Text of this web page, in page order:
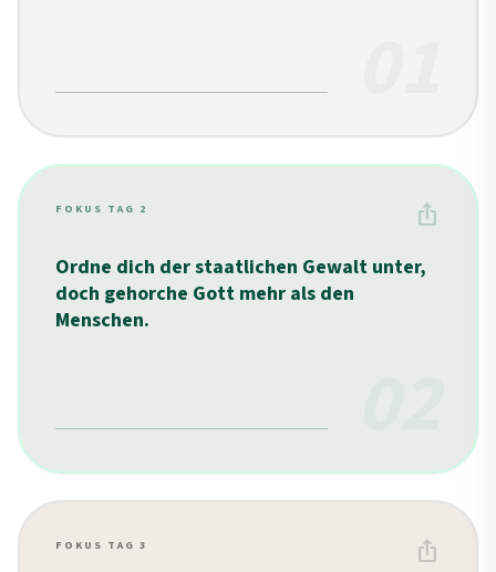
FOKUS TAG 2 ios_share
Ordne dich der staatlichen Gewalt unter,
doch gehorche Gott mehr als den
Menschen.
FOKUS TAG 3 ios_share